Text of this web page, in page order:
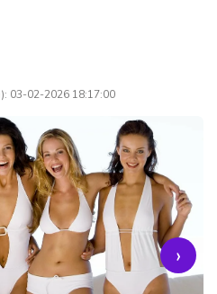
03-02-2026 18:17:00
›